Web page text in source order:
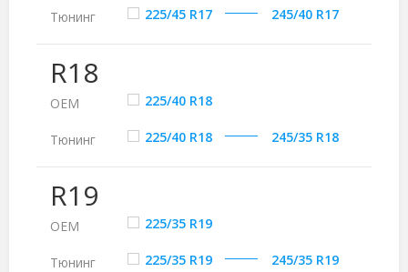
Тюнинг 225/45 R17 245/40 R17
R18
ОЕМ 225/40 R18
Тюнинг 225/40 R18 245/35 R18
R19
ОЕМ 225/35 R19
Тюнинг 225/35 R19 245/35 R19